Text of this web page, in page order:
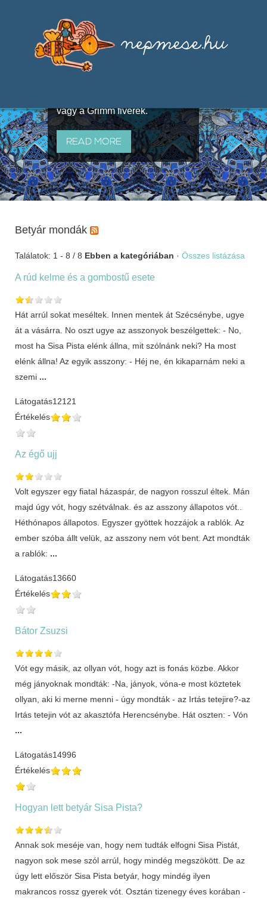
útján terjedő elbeszélésekből,
melyeket olyan ismert gyűjtők
állítottak össze, mint Benedek
vagy a Grimm fivérek.
READ MORE
Betyár mondák
Találatok: 1 - 8 / 8 Ebben a kategóriában · Összes listázása
A rúd kelme és a gombostű esete
Hát arrúl sokat meséltek. Innen mentek át Szécsénybe, ugye
át a vásárra. No oszt ugye az asszonyok beszélgettek: - No,
most ha Sisa Pista elénk állna, mit szólnánk neki? Ha most
elénk állna! Az egyik asszony: - Héj ne, én kikaparnám neki a
szemi ...
Látogatás12121
Értékelés
Az égő ujj
Volt egyszer egy fiatal házaspár, de nagyon rosszul éltek. Mán
majd úgy vót, hogy szétválnak. és az asszony állapotos vót..
Héthónapos állapotos. Egyszer gyöttek hozzájok a rablók. Az
ember szóba állt velük, az asszony nem vót bent. Azt mondták
a rablók: ...
Látogatás13660
Értékelés
Bátor Zsuzsi
Vót egy másik, az ollyan vót, hogy azt is fonás közbe. Akkor
még jányoknak mondták: -Na, jányok, vóna-e most köztetek
ollyan, aki ki merne menni - úgy mondták - az Irtás tetejire?-az
Irtás tetejin vót az akasztófa Herencsénybe. Hát oszten: - Vón
...
Látogatás14996
Értékelés
Hogyan lett betyár Sisa Pista?
Annak sok meséje van, hogy nem tudták elfogni Sisa Pistát,
nagyon sok mese szól arrúl, hogy mindég megszökött. De az
úgy lett először Sisa Pista betyár, hogy mindég ilyen
makrancos rossz gyerek vót. Osztán tizenegy éves korában -